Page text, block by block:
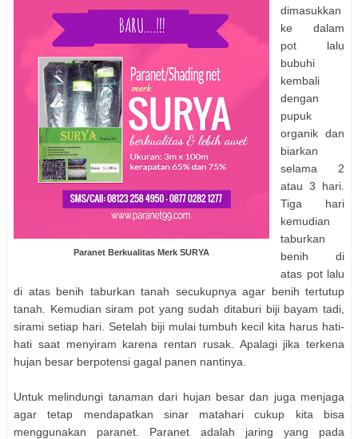
Paranet Berkualitas Merk SURYA
dimasukkan
ke dalam
pot lalu
bubuhi
kembali
dengan
pupuk
organik dan
biarkan
selama 2
atau 3 hari.
Tiga hari
kemudian
taburkan
benih di
atas pot lalu
di atas benih taburkan tanah secukupnya agar benih tertutup
tanah. Kemudian siram pot yang sudah ditaburi biji bayam tadi,
sirami setiap hari. Setelah biji mulai tumbuh kecil kita harus hati-
hati saat menyiram karena rentan rusak. Apalagi jika terkena
hujan besar berpotensi gagal panen nantinya.
Untuk melindungi tanaman dari hujan besar dan juga menjaga
agar tetap mendapatkan sinar matahari cukup kita bisa
menggunakan paranet. Paranet adalah jaring yang pada